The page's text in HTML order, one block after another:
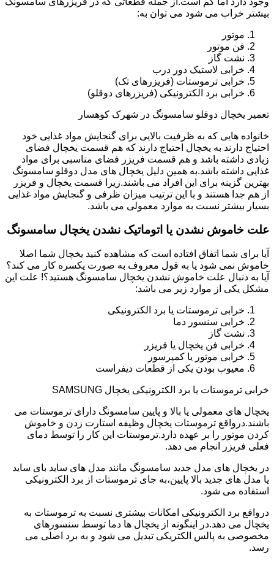
بیشتر خراب می شود می توان به:
موتور
فن موتور
نشت گاز
خرابی لاستیک دور درب
خرابی ترموستات (فریزرهای تک)
خرابی برد الکترونیکی (فریزرهای دوقلو)
تعمیر یخچال دوقلو سامسونگ در شهرک کوهسار
خانواده هایی که به ظرفیت بالایی برای گنجایش مواد غذایی خود
احتیاج دارند به یخچال احتیاج دارند که هم قسمت یخچال فضای
زیادی داشته باشد و هم قسمت فریزر فضای مناسبی برای مواد
غذایی داشته باشد.به همین دلیل یخچال های مدل دوقلو سامسونگ
بهترین گزینه برای این افراد می باشند.زیرا قسمت یخچال و فریزر
از هم جدا هستند و با این ترتیب میزان ظرفی و گنجایش مواد غذایی
بسیار بیشتر نسبت به موارد معمولی می باشد.
علت خاموش نشدن یا اتوماتیک نشدن یخچال سامسونگ
آیا برای شما اتفاق افتاده است که مشاهده کنید یخچال شما اصلا
خاموش نمی شود یا به قول معروف به صورت یکسره کار می کند؟
آیا به دنبال علت خاموش نشدن یخچال سامسونگ هستید؟! علت این
مشکل یکی از موارد زیر می باشد:
خرابی ترموستات یا برد الکترونیکی
خرابی سنسور دما
نشت گاز
خرابی فن یخچال یا فریزر
خرابی موتور یا کمپرسور
معیوب بودن یکی از قطعات دیفراست
خرابی ترموستات یا برد الکترونیکی یخچال SAMSUNG
یخچال های معمولی یا بالا و پایین سامسونگ دارای ترموستات می
باشند.درواقع ترموستات یخچال وظیفه استارت زدن و خاموش
کردن موتور را بر عهده دارد.ترموستات این کار را توسط دمای
فعلی فریزر انجام می دهد.
در یخچال های مدل جدید سامسونگ مانند مدل های ساید بای ساید
یا مدل های جدید بالا پایین،به جای ترموستات از برد الکترونیکی
استفاده می شود.
درواقع برد الکترونیکی امکانات بیشتری نسبت به ترموستات به
یخچال می دهد.در اینگونه از یخچال ها دما توسط سنسورهای
مخصوصی به پالس الکتریکی تبدیل می شود و به برد اصلی می
رسد.